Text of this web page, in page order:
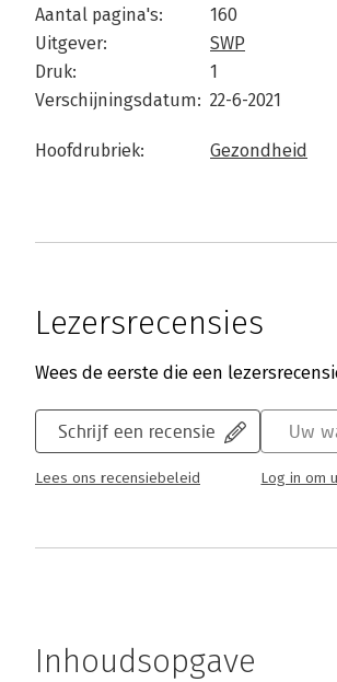
Aantal pagina's:
160
Uitgever:
SWP
Druk:
1
Verschijningsdatum: 22-6-2021
Hoofdrubriek: Gezondheid
Lezersrecensies
Wees de eerste die een
Schrijf een recensie
Lees ons recensiebeleid
Uw
Log in om
Inhoudsopgave